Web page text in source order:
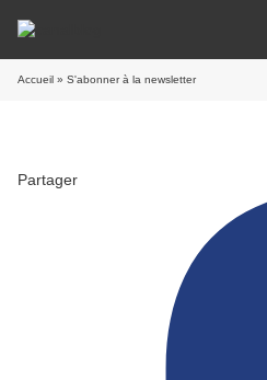
Accueil » S'abonner à la newsletter
Partager